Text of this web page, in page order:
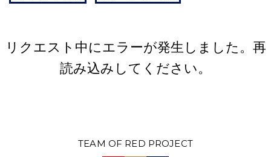
リクエスト中にエラーが発生しました。再
読み込みしてください。
TEAM OF RED PROJECT